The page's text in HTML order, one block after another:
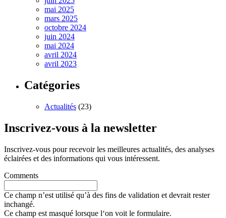
mai 2025
mars 2025
octobre 2024
juin 2024
mai 2024
avril 2024
avril 2023
Catégories
Actualités (23)
Inscrivez-vous à la newsletter
Inscrivez-vous pour recevoir les meilleures actualités, des analyses
éclairées et des informations qui vous intéressent.
Comments
Ce champ n’est utilisé qu’à des fins de validation et devrait rester
inchangé.
Ce champ est masqué lorsque l‘on voit le formulaire.